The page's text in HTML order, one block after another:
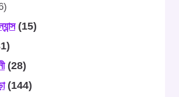
(15)
(28)
(144)